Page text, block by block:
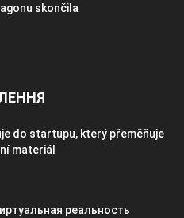
skončila
do startupu, který přeměňuje
materiál
реальность